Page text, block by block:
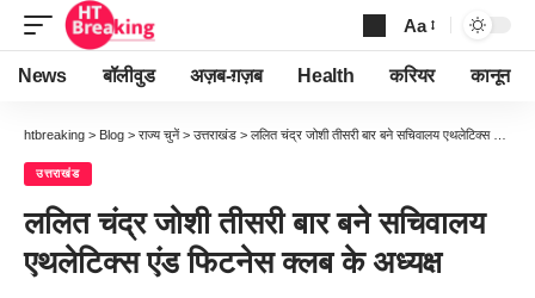
Font
Resizer
Aa
News बॉलीवुड अज़ब-ग़ज़ब Health करियर कानून
htbreaking > Blog > राज्य चुनें > उत्तराखंड > ललित चंद्र जोशी तीसरी बार बने सचिवालय एथलेटिक्स एंड फिटनेस क्लब के अध्यक्ष
उत्तराखंड
ललित चंद्र जोशी तीसरी बार बने सचिवालय
एथलेटिक्स एंड फिटनेस क्लब के अध्यक्ष